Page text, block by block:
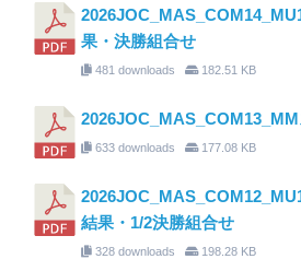
果・決勝組合せ
481 downloads 182.51 KB
633 downloads 177.08 KB
結果・1/2決勝組合せ
328 downloads 198.28 KB